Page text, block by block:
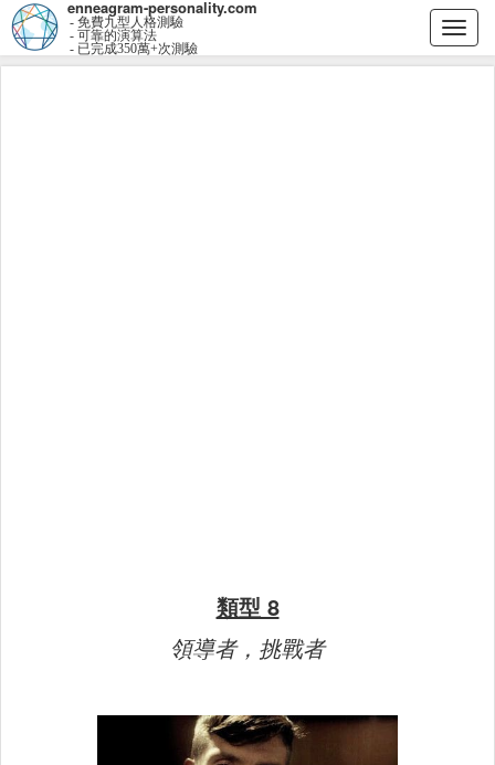
enneagram-personality.com
- 免費九型人格測驗
- 可靠的演算法
- 已完成350萬+次測驗
類型 8
領導者，挑戰者